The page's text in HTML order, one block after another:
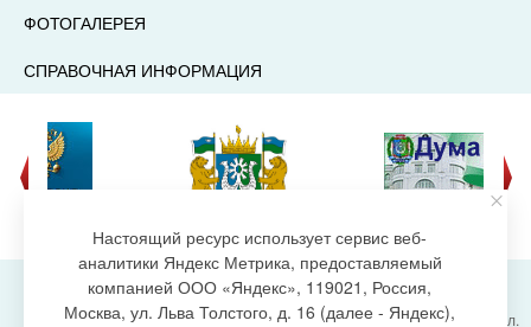
ФОТОГАЛЕРЕЯ
СПРАВОЧНАЯ ИНФОРМАЦИЯ
Администрация городского поселения Излучинск, ул.
Настоящий ресурс использует сервис веб-
аналитики Яндекс Метрика, предоставляемый
компанией ООО «Яндекс», 119021, Россия,
Москва, ул. Льва Толстого, д. 16 (далее - Яндекс),